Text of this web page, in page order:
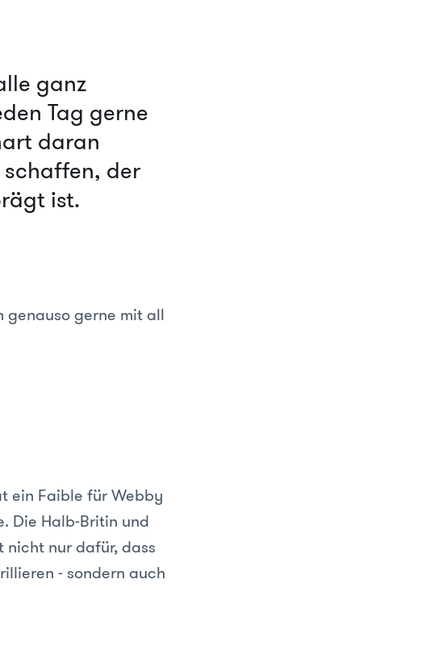
ganz
Tag gerne
daran
schaffen, der
ist.
genauso gerne mit all
ein Faible für Webby
Die Halb-Britin und
nicht nur dafür, dass
- sondern auch